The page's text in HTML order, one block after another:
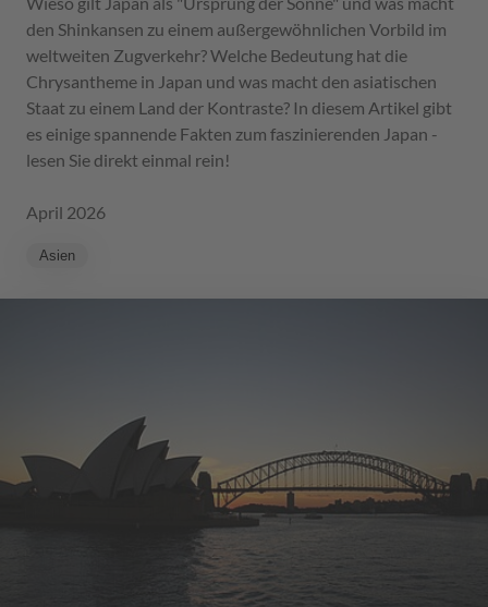
den Shinkansen zu einem außergewöhnlichen Vorbild im
weltweiten Zugverkehr? Welche Bedeutung hat die
Chrysantheme in Japan und was macht den asiatischen
Staat zu einem Land der Kontraste? In diesem Artikel gibt
es einige spannende Fakten zum faszinierenden Japan -
lesen Sie direkt einmal rein!
April 2026
Asien